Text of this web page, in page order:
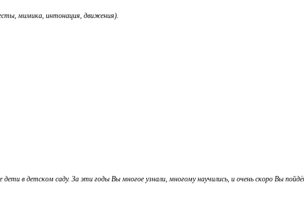
мимика, интонация, движения).
в детском саду. За эти годы Вы многое узнали, многому научились, и очень скоро Вы